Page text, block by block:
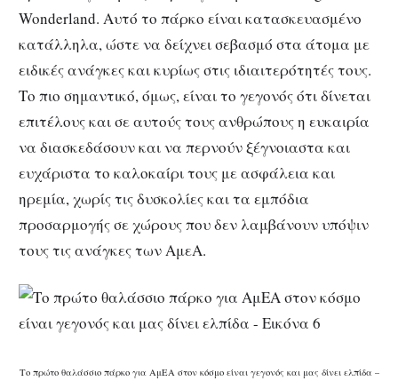
Wonderland. Αυτό το πάρκο είναι κατασκευασμένο
κατάλληλα, ώστε να δείχνει σεβασμό στα άτομα με
ειδικές ανάγκες και κυρίως στις ιδιαιτερότητές τους.
Το πιο σημαντικό, όμως, είναι το γεγονός ότι δίνεται
επιτέλους και σε αυτούς τους ανθρώπους η ευκαιρία
να διασκεδάσουν και να περνούν ξέγνοιαστα και
ευχάριστα το καλοκαίρι τους με ασφάλεια και
ηρεμία, χωρίς τις δυσκολίες και τα εμπόδια
προσαρμογής σε χώρους που δεν λαμβάνουν υπόψιν
τους τις ανάγκες των ΑμεΑ.
Το πρώτο θαλάσσιο πάρκο για ΑμΕΑ στον κόσμο είναι γεγονός και μας δίνει ελπίδα –